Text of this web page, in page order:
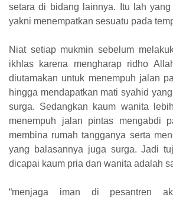
setara di bidang lainnya. Itu lah
yakni menempatkan sesuatu pada
Niat setiap mukmin sebelum
ikhlas karena mengharap ridho
diutamakan untuk menempuh jalan
hingga mendapatkan mati syahid
surga. Sedangkan kaum wanita
menempuh jalan pintas mengabdi
membina rumah tangganya serta
yang balasannya juga surga. Jadi
dicapai kaum pria dan wanita adalah
“menjaga iman di pesantren